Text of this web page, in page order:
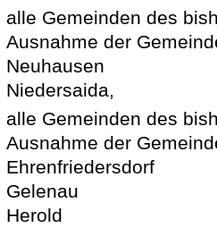
alle Gemeinden des
Ausnahme der
Neuhausen
Niedersaida,
alle Gemeinden des
Ausnahme der
Ehrenfriedersdorf
Gelenau
Herold